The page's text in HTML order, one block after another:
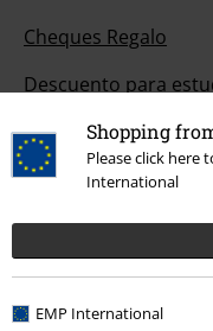
Shopping
Please click here
International
EMP International
Cheques Regalo
Descuento para
EMP Backstage Club